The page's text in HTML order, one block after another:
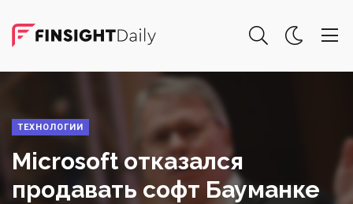
ТЕХНОЛОГИИ
Microsoft отказался
продавать софт Бауманке